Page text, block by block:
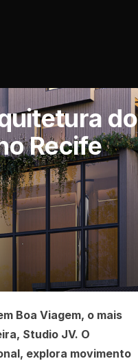
do
Recife
Boa Viagem, o mais
Studio JV. O
explora movimento